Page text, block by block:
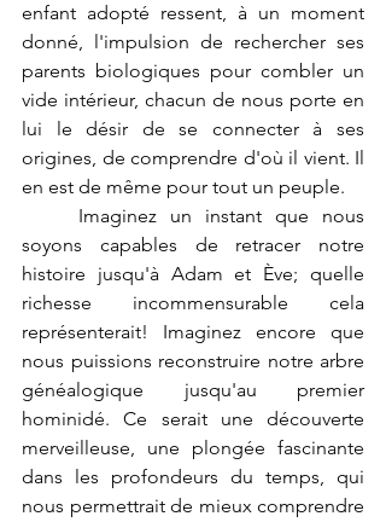
enfant adopté ressent, à un moment
donné, l'impulsion de rechercher ses
parents biologiques pour combler un
vide intérieur, chacun de nous porte en
lui le désir de se connecter à ses
origines, de comprendre d'où il vient. Il
en est de même pour tout un peuple.
soyons capables de retracer notre
histoire jusqu'à Adam et Ève; quelle
richesse incommensurable cela
représenterait! Imaginez encore que
nous puissions reconstruire notre arbre
généalogique jusqu'au premier
hominidé. Ce serait une découverte
merveilleuse, une plongée fascinante
dans les profondeurs du temps, qui
nous permettrait de mieux comprendre